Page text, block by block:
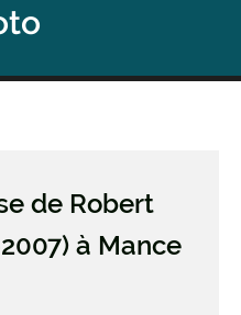
de Robert
à Mance